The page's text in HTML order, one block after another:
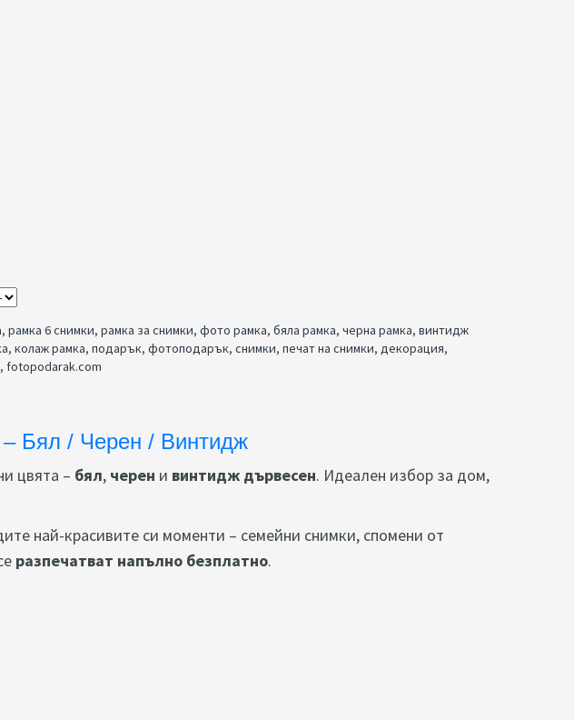
, рамка 6 снимки, рамка за снимки, фото рамка, бяла рамка, черна рамка, винтидж
, колаж рамка, подарък, фотоподарък, снимки, печат на снимки, декорация,
, fotopodarak.com
Бял / Черен / Винтидж
цвята – бял, черен и винтидж дървесен. Идеален избор за дом,
най-красивите си моменти – семейни снимки, спомени от
разпечатват напълно безплатно.